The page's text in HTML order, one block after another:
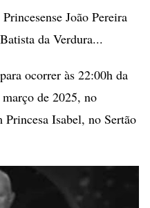
João Pereira
da Verdura...
ocorrer às 22:00h da
de 2025, no
Isabel, no Sertão